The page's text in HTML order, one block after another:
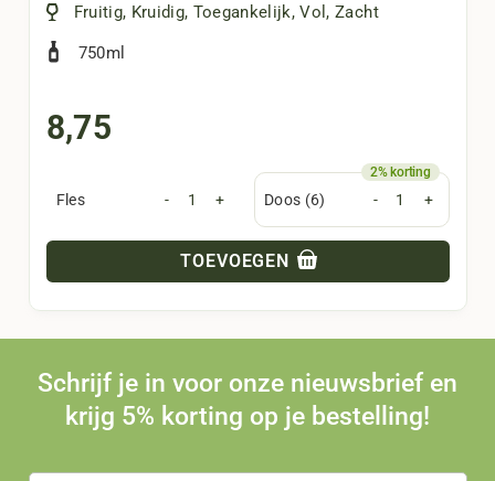
Fruitig, Kruidig, Toegankelijk,Vol ,Zacht
750ml
8,75
Fles - + Doos (6) - +
TOEVOEGEN
Schrijf je in voor onze nieuwsbrief en
krijg 5% korting op je bestelling!